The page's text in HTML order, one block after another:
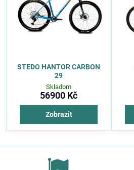
STEDO HANTOR CARBON
29
Skladom
56900 Kč
Zobrazit